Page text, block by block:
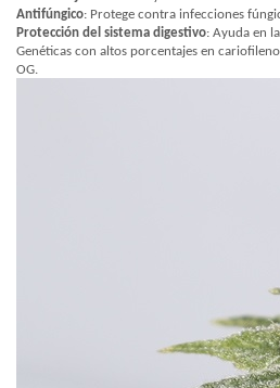
Antifúngico: Protege contra infecciones
Protección del sistema digestivo: Ayuda en
Genéticas con altos porcentajes en
OG.